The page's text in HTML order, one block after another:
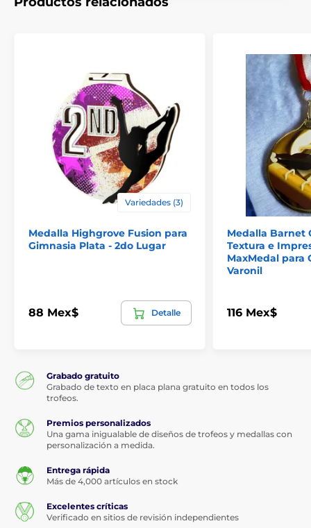
Variedades (3)
Medalla Highgrove Fusion para
Gimnasia Plata - 2do Lugar
88 Mex$ Detalle
Medalla Barnet
Textura e
MaxMedal para
Varonil
116 Mex$
Grabado gratuito
Grabado de texto en placa plana gratuito en todos los
trofeos.
Premios personalizados
Una gama inigualable de diseños de trofeos y medallas con
personalización a medida.
Entrega rápida
Más de 4,000 artículos en stock
Excelentes críticas
Verificado en sitios de revisión independientes